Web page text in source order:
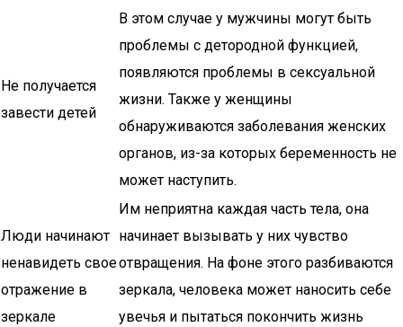
Не получается
завести детей
В этом случае у мужчины могут быть
проблемы с детородной функцией,
появляются проблемы в сексуальной
жизни. Также у женщины
обнаруживаются заболевания женских
органов, из-за которых беременность не
может наступить.
Люди начинают
ненавидеть свое
отражение в
зеркале
Им неприятна каждая часть тела, она
начинает вызывать у них чувство
отвращения. На фоне этого разбиваются
зеркала, человека может наносить себе
увечья и пытаться покончить жизнь